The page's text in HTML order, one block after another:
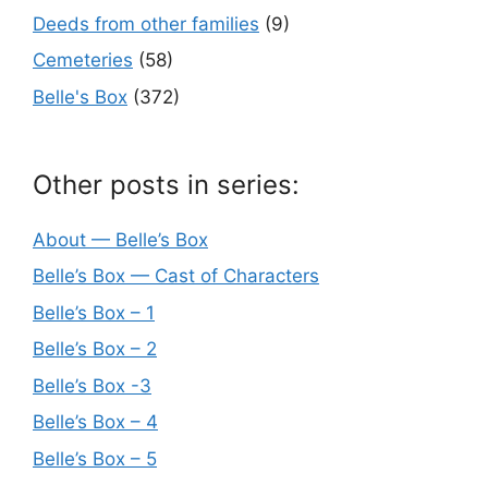
Deeds from other families (9)
Cemeteries (58)
Belle's Box (372)
Other posts in series:
About — Belle’s Box
Belle’s Box — Cast of Characters
Belle’s Box – 1
Belle’s Box – 2
Belle’s Box -3
Belle’s Box – 4
Belle’s Box – 5